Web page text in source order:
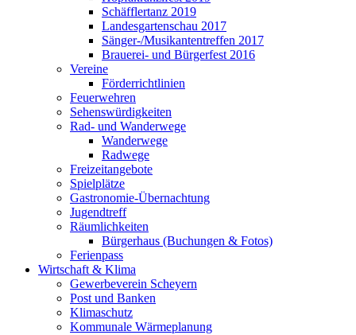
Schäfflertanz 2019
Landesgartenschau 2017
Sänger-/Musikantentreffen 2017
Brauerei- und Bürgerfest 2016
Vereine
Förderrichtlinien
Feuerwehren
Sehenswürdigkeiten
Rad- und Wanderwege
Wanderwege
Radwege
Freizeitangebote
Spielplätze
Gastronomie-Übernachtung
Jugendtreff
Räumlichkeiten
Bürgerhaus (Buchungen & Fotos)
Ferienpass
Wirtschaft & Klima
Gewerbeverein Scheyern
Post und Banken
Klimaschutz
Kommunale Wärmeplanung